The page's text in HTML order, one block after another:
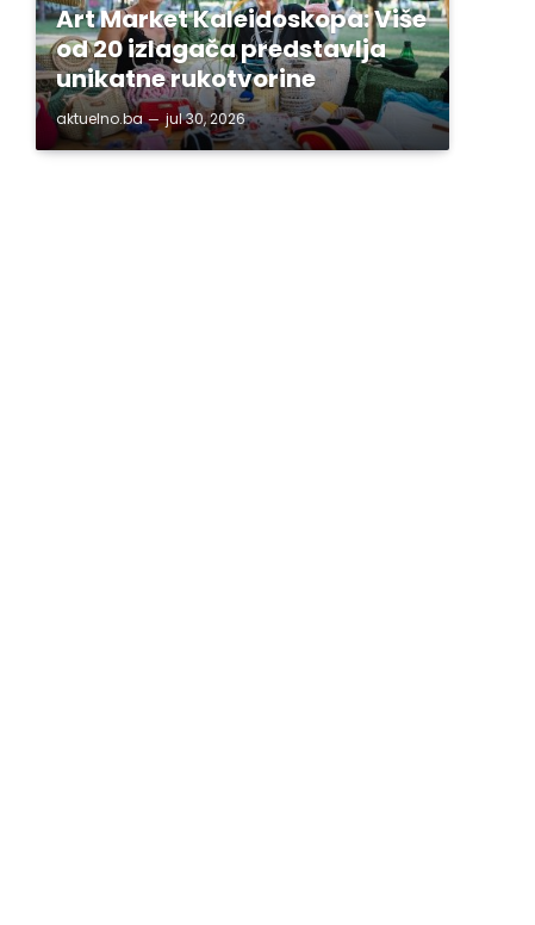
Art Market Kaleidoskopa: Više
od 20 izlagača predstavlja
unikatne rukotvorine
aktuelno.ba jul 30, 2026